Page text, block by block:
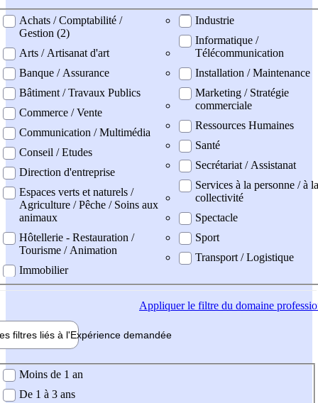
professionel
Achats / Comptabilité /
Gestion (2)
Arts / Artisanat d'art
Banque / Assurance
Bâtiment / Travaux Publics
Commerce / Vente
Communication / Multimédia
Conseil / Etudes
Direction d'entreprise
Espaces verts et naturels /
Agriculture / Pêche / Soins aux
animaux
Hôtellerie - Restauration /
Tourisme / Animation
Immobilier
Industrie
Informatique /
Télécommunication
Installation / Maintenance
Marketing / Stratégie
commerciale
Ressources Humaines
Santé
Secrétariat / Assistanat
Services à la personne / à la
collectivité
Spectacle
Sport
Transport / Logistique
Appliquerle filtre du domaine
filtres liés à l'Expérience demandée
demandée
Moins de 1 an
De 1 à 3 ans